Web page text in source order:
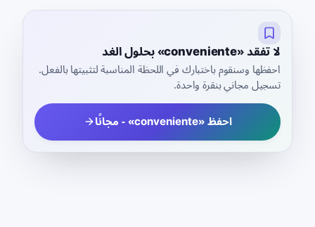
لا تفقد «conveniente» بحلول الغد
احفظها وسنقوم باختبارك في اللحظة المناسبة لتثبيتها بالفعل.
تسجيل مجاني بنقرة واحدة.
احفظ «conveniente» - مجانًا